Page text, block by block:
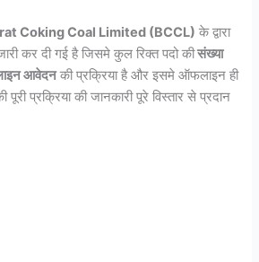
Coking Coal Limited (BCCL) के द्वारा
कर दी गई है जिसमे कुल रिक्त पदो कीसंख्या
आवेदनकी प्रक्रिया है और इसमे ऑफलाइन ही
प्रक्रिया की जानकारी पूरे विस्तार से प्रदान